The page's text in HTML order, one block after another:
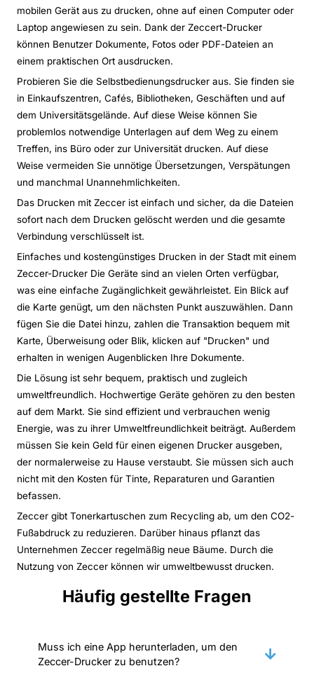
mobilen Gerät aus zu drucken, ohne auf einen Computer oder
Laptop angewiesen zu sein. Dank der Zeccert-Drucker
können Benutzer Dokumente, Fotos oder PDF-Dateien an
einem praktischen Ort ausdrucken.
Probieren Sie die Selbstbedienungsdrucker aus. Sie finden sie
in Einkaufszentren, Cafés, Bibliotheken, Geschäften und auf
dem Universitätsgelände. Auf diese Weise können Sie
problemlos notwendige Unterlagen auf dem Weg zu einem
Treffen, ins Büro oder zur Universität drucken. Auf diese
Weise vermeiden Sie unnötige Übersetzungen, Verspätungen
und manchmal Unannehmlichkeiten.
Das Drucken mit Zeccer ist einfach und sicher, da die Dateien
sofort nach dem Drucken gelöscht werden und die gesamte
Verbindung verschlüsselt ist.
Einfaches und kostengünstiges Drucken in der Stadt mit einem
Zeccer-Drucker Die Geräte sind an vielen Orten verfügbar,
was eine einfache Zugänglichkeit gewährleistet. Ein Blick auf
die Karte genügt, um den nächsten Punkt auszuwählen. Dann
fügen Sie die Datei hinzu, zahlen die Transaktion bequem mit
Karte, Überweisung oder Blik, klicken auf "Drucken" und
erhalten in wenigen Augenblicken Ihre Dokumente.
Die Lösung ist sehr bequem, praktisch und zugleich
umweltfreundlich. Hochwertige Geräte gehören zu den besten
auf dem Markt. Sie sind effizient und verbrauchen wenig
Energie, was zu ihrer Umweltfreundlichkeit beiträgt. Außerdem
müssen Sie kein Geld für einen eigenen Drucker ausgeben,
der normalerweise zu Hause verstaubt. Sie müssen sich auch
nicht mit den Kosten für Tinte, Reparaturen und Garantien
befassen.
Zeccer gibt Tonerkartuschen zum Recycling ab, um den CO2-
Fußabdruck zu reduzieren. Darüber hinaus pflanzt das
Unternehmen Zeccer regelmäßig neue Bäume. Durch die
Nutzung von Zeccer können wir umweltbewusst drucken.
Häufig gestellte Fragen
Muss ich eine App herunterladen, um den
Zeccer-Drucker zu benutzen?